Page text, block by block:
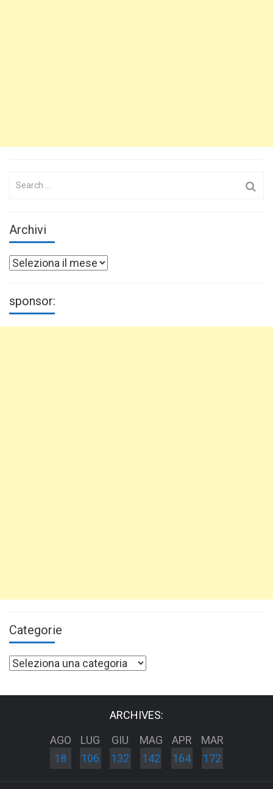
Search
Archivi
Archivi
sponsor:
Categorie
Categorie
ARCHIVES:
AGO
18
LUG
106
GIU
132
MAG
142
APR
164
MAR
172